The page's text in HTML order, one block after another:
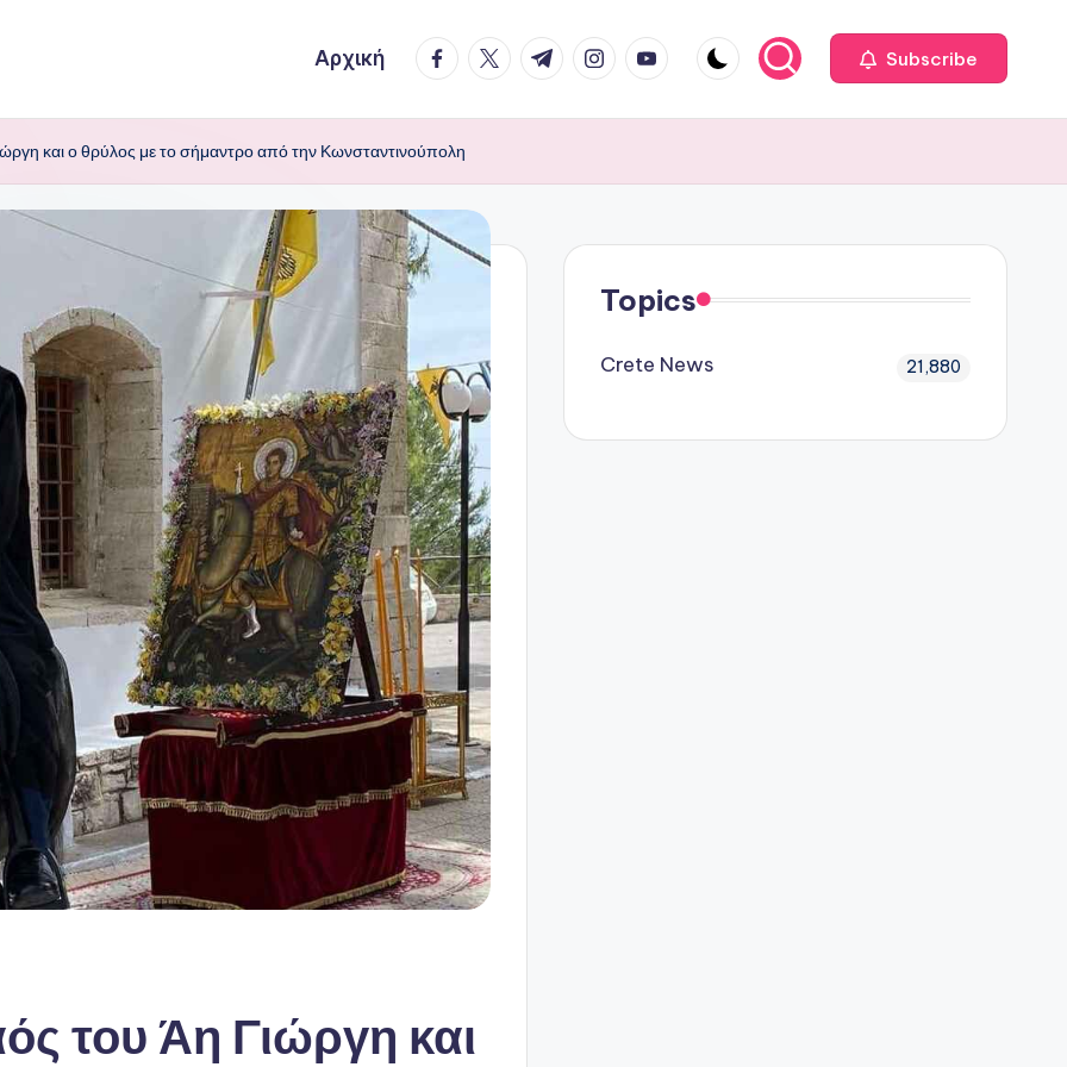
Αρχική facebook.com
twitter.com
t.me instagram.com
youtube.com Subscribe
και ο θρύλος με το σήμαντρο από την Κωνσταντινούπολη
του Άη Γιώργη και
Topics
Crete News 21,880